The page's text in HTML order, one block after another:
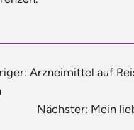
Arzneimittel auf
Nächster: Mein